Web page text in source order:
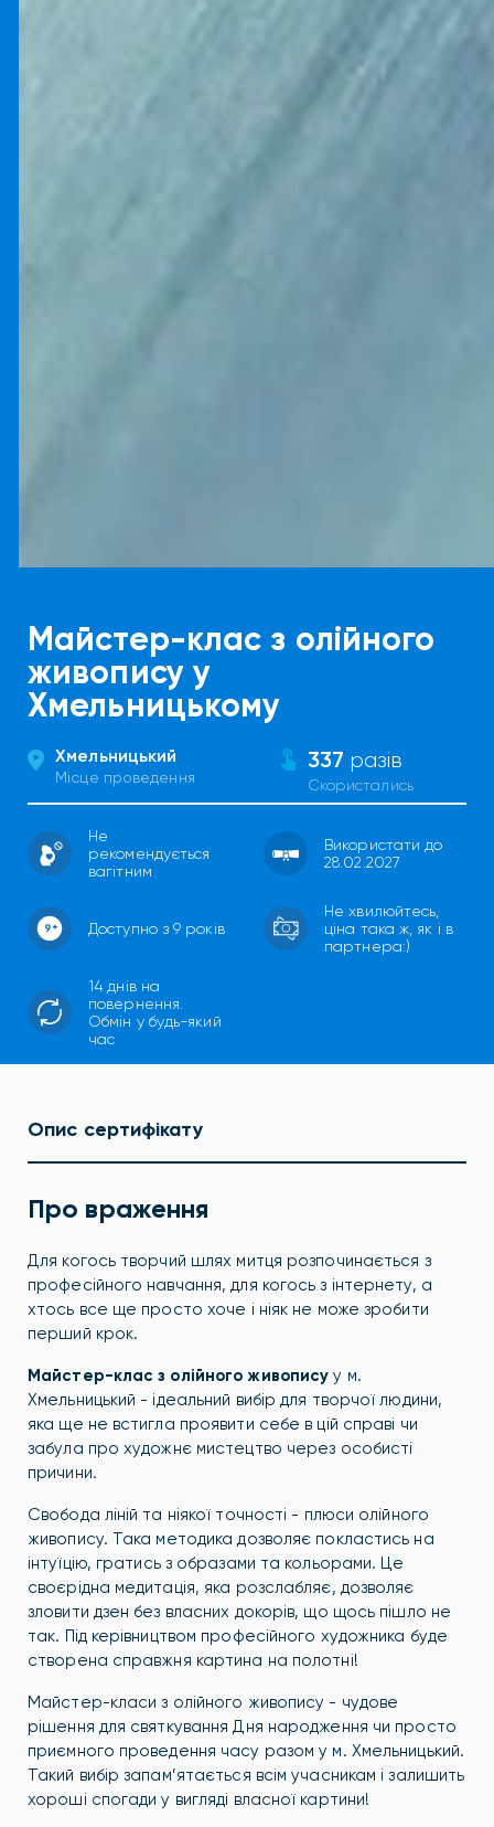
Майстер-клас з олійного
живопису у
Хмельницькому
Хмельницький
Місце проведення
337 разів
Скористались
Не
рекомендується
вагітним
Використати до
28.02.2027
Доступно з 9 років
Не хвилюйтесь,
ціна така ж, як і в
партнера:)
14 днів на
повернення.
Обмін у будь-який
час
Опис сертифікату
Про враження
Для когось творчий шлях митця розпочинається з
професійного навчання, для когось з інтернету, а
хтось все ще просто хоче і ніяк не може зробити
перший крок.
Майстер-клас з олійного живопису у м.
Хмельницький - ідеальний вибір для творчої людини,
яка ще не встигла проявити себе в цій справі чи
забула про художнє мистецтво через особисті
причини.
Свобода ліній та ніякої точності - плюси олійного
живопису. Така методика дозволяє покластись на
інтуїцію, гратись з образами та кольорами. Це
своєрідна медитація, яка розслабляє, дозволяє
зловити дзен без власних докорів, що щось пішло не
так. Під керівництвом професійного художника буде
створена справжня картина на полотні!
Майстер-класи з олійного живопису - чудове
рішення для святкування Дня народження чи просто
приємного проведення часу разом у м. Хмельницький.
Такий вибір запам’ятається всім учасникам і залишить
хороші спогади у вигляді власної картини!